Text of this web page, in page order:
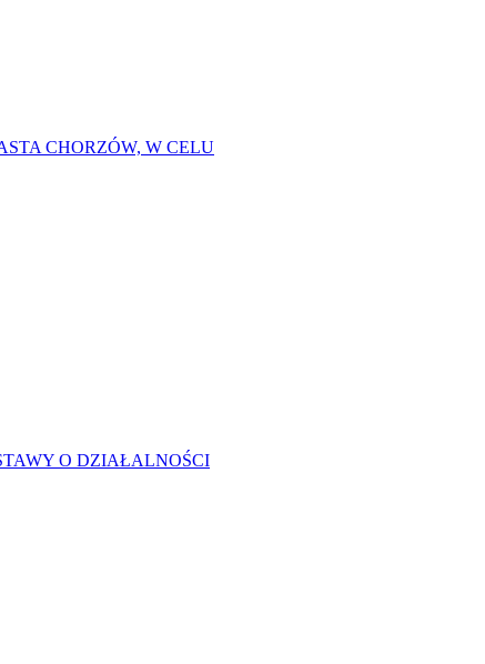
CHORZÓW, W CELU
O DZIAŁALNOŚCI